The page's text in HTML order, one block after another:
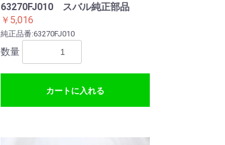
63270FJ010 スバル純正部品
￥5,016
純正品番:63270FJ010
数量
カートに入れる